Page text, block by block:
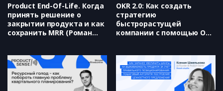
Product End-Of-Life. Когда
принять решение о
закрытии продукта и как
сохранить MRR (Роман
OKR 2.0: Как создать
стратегию
быстрорастущей
компании с помощью OKR